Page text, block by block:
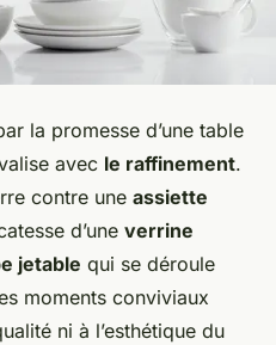
la promesse d’une table
avec le raffinement.
contre une assiette
d’une verrine
jetable qui se déroule
moments conviviaux
ni à l’esthétique du